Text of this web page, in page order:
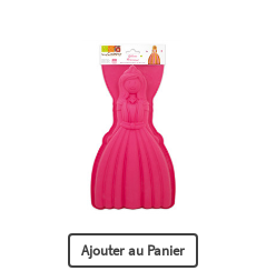
Ajouter au Panier